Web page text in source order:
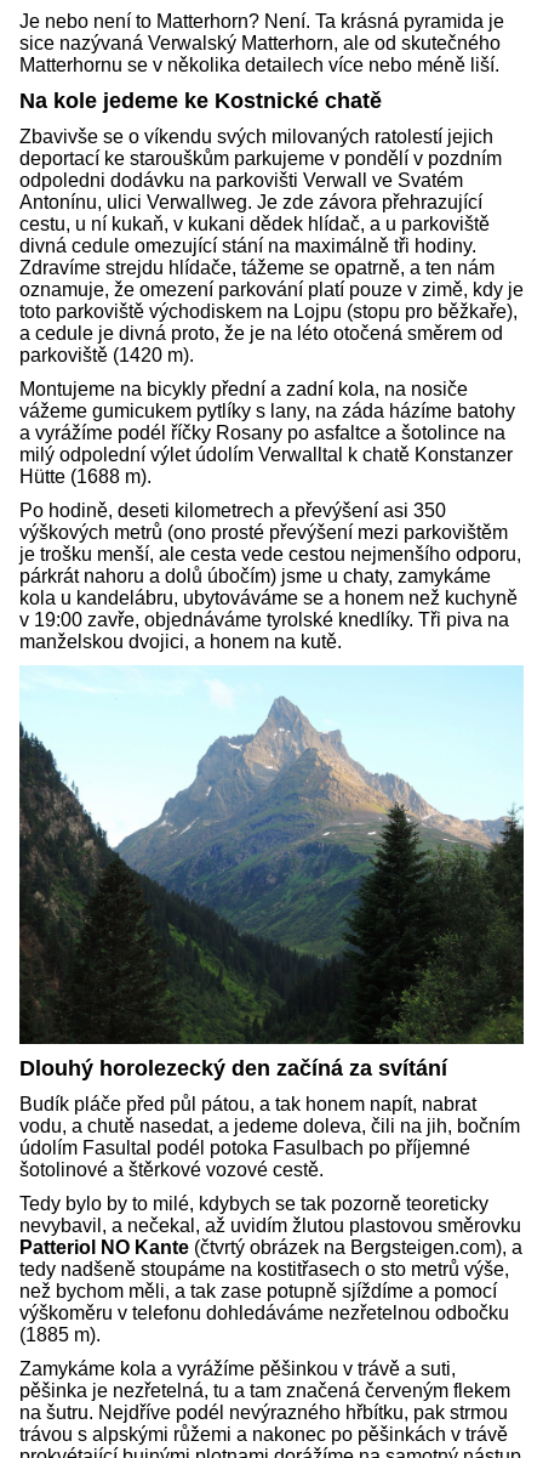
Je nebo není to Matterhorn? Není. Ta krásná pyramida je
sice nazývaná Verwalský Matterhorn, ale od skutečného
Matterhornu se v několika detailech více nebo méně liší.
Na kole jedeme ke Kostnické chatě
Zbavivše se o víkendu svých milovaných ratolestí jejich
deportací ke starouškům parkujeme v pondělí v pozdním
odpoledni dodávku na parkovišti Verwall ve Svatém
Antonínu, ulici Verwallweg. Je zde závora přehrazující
cestu, u ní kukaň, v kukani dědek hlídač, a u parkoviště
divná cedule omezující stání na maximálně tři hodiny.
Zdravíme strejdu hlídače, tážeme se opatrně, a ten nám
oznamuje, že omezení parkování platí pouze v zimě, kdy je
toto parkoviště východiskem na Lojpu (stopu pro běžkaře),
a cedule je divná proto, že je na léto otočená směrem od
parkoviště (1420 m).
Montujeme na bicykly přední a zadní kola, na nosiče
vážeme gumicukem pytlíky s lany, na záda házíme batohy
a vyrážíme podél říčky Rosany po asfaltce a šotolince na
milý odpolední výlet údolím Verwalltal k chatě Konstanzer
Hütte (1688 m).
Po hodině, deseti kilometrech a převýšení asi 350
výškových metrů (ono prosté převýšení mezi parkovištěm
je trošku menší, ale cesta vede cestou nejmenšího odporu,
párkrát nahoru a dolů úbočím) jsme u chaty, zamykáme
kola u kandelábru, ubytováváme se a honem než kuchyně
v 19:00 zavře, objednáváme tyrolské knedlíky. Tři piva na
manželskou dvojici, a honem na kutě.
Dlouhý horolezecký den začíná za svítání
Budík pláče před půl pátou, a tak honem napít, nabrat
vodu, a chutě nasedat, a jedeme doleva, čili na jih, bočním
údolím Fasultal podél potoka Fasulbach po příjemné
šotolinové a štěrkové vozové cestě.
Tedy bylo by to milé, kdybych se tak pozorně teoreticky
nevybavil, a nečekal, až uvidím žlutou plastovou směrovku
Patteriol NO Kante (čtvrtý obrázek na Bergsteigen.com), a
tedy nadšeně stoupáme na kostitřasech o sto metrů výše,
než bychom měli, a tak zase potupně sjíždíme a pomocí
výškoměru v telefonu dohledáváme nezřetelnou odbočku
(1885 m).
Zamykáme kola a vyrážíme pěšinkou v trávě a suti,
pěšinka je nezřetelná, tu a tam značená červeným flekem
na šutru. Nejdříve podél nevýrazného hřbítku, pak strmou
trávou s alpskými růžemi a nakonec po pěšinkách v trávě